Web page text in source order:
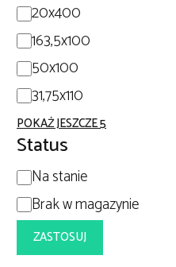
20x400
163,5x100
50x100
31,75x110
POKAŻ JESZCZE 5
Status
Dostępność
Na stanie
Brak w magazynie
ZASTOSUJ
Dodano do koszyka.
0 produktów -0,00